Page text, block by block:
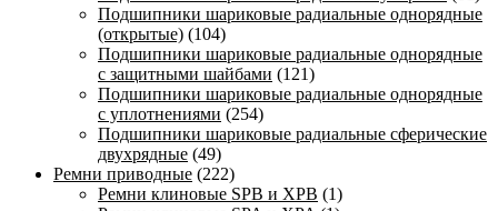
Подшипники шариковые радиальные однорядные
(открытые) (104)
Подшипники шариковые радиальные однорядные
с защитными шайбами (121)
Подшипники шариковые радиальные однорядные
с уплотнениями (254)
Подшипники шариковые радиальные сферические
двухрядные (49)
Ремни приводные (222)
Ремни клиновые SPB и XPB (1)